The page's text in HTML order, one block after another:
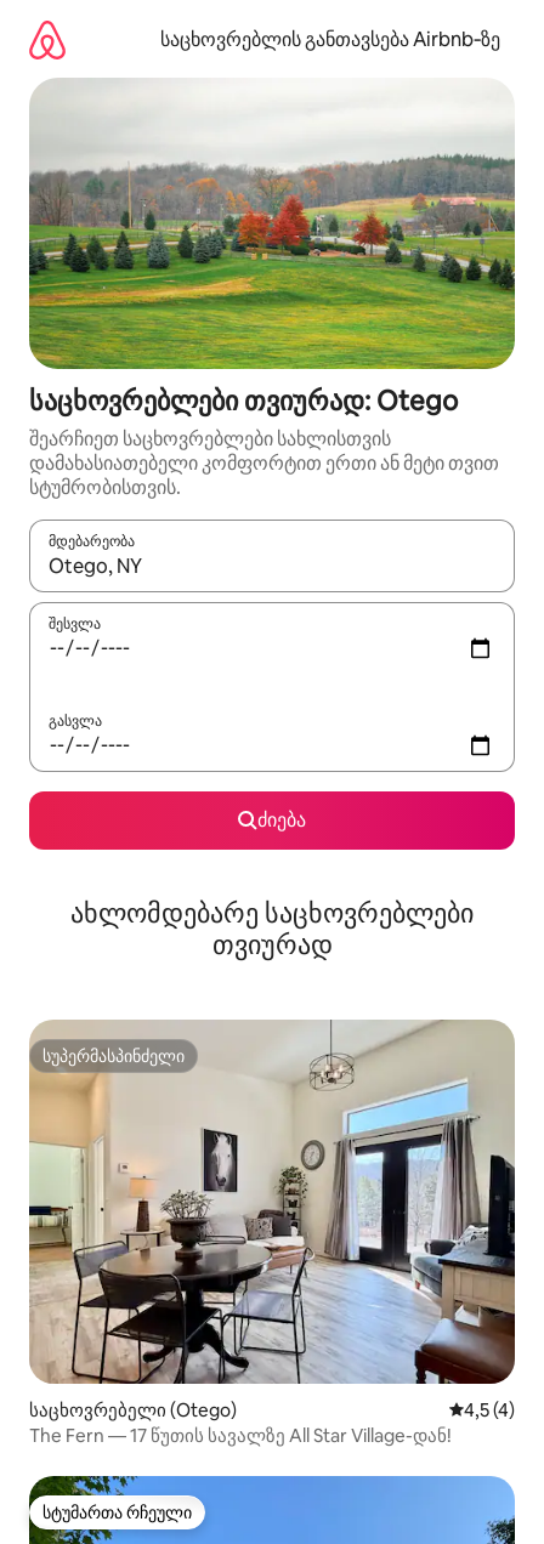
გადასვლა
საცხოვრებლის განთავსება Airbnb‑ზე
საცხოვრებლები თვიურად: Otego
შეარჩიეთ საცხოვრებლები სახლისთვის
დამახასიათებელი კომფორტით ერთი ან მეტი თვით
სტუმრობისთვის.
მდებარეობა
როცა შედეგები ხელმისაწვდომი გახდება, ნავიგაციისთვის
შესვლა
გასვლა
ძიება
ახლომდებარე საცხოვრებლები
თვიურად
სუპერმასპინძელი
სუპერმასპინძელი
საცხოვრებელი (Otego) საშუალო
4,5 (4)
The Fern — 17 წუთის სავალზე All Star Village-დან!
სტუმართა რჩეული
სტუმართა რჩეული